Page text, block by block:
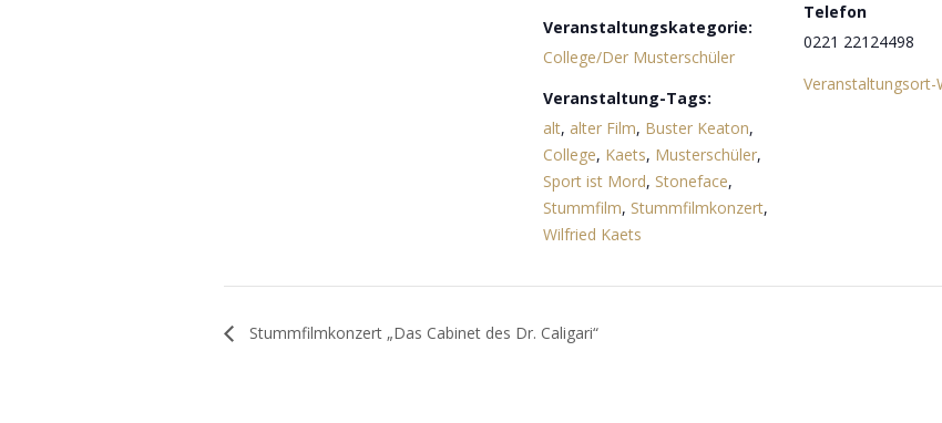
Veranstaltungskategorie:
College/Der Musterschüler
Veranstaltung-Tags:
alt, alter Film, Buster Keaton,
College, Kaets, Musterschüler,
Sport ist Mord, Stoneface,
Stummfilm, Stummfilmkonzert,
Wilfried Kaets
Telefon
0221 22124498
Veranstaltungsort-
Stummfilmkonzert „Das Cabinet des Dr. Caligari“